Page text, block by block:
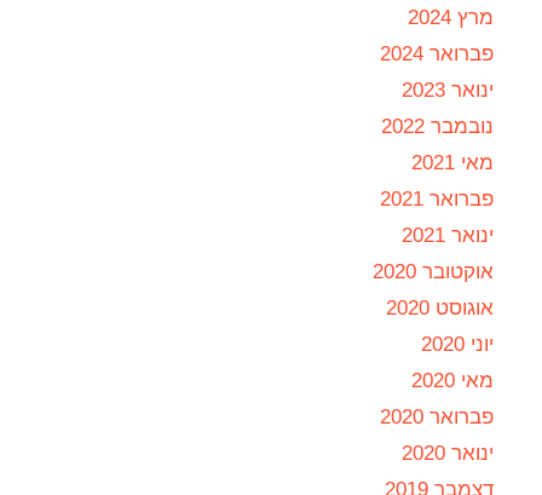
מרץ 2024
פברואר 2024
ינואר 2023
נובמבר 2022
מאי 2021
פברואר 2021
ינואר 2021
אוקטובר 2020
אוגוסט 2020
יוני 2020
מאי 2020
פברואר 2020
ינואר 2020
דצמבר 2019